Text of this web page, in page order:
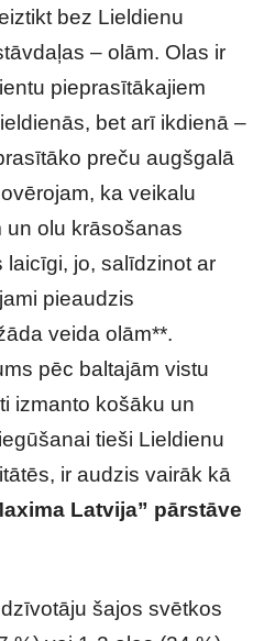
bez Lieldienu
– olām. Olas ir
pieprasītākajiem
bet arī ikdienā –
preču augšgalā
ka veikalu
un olu krāsošanas
laicīgi, jo, salīdzinot ar
pieaudzis
veida olām**.
pēc baltajām vistu
izmanto košāku un
tieši Lieldienu
ir audzis vairāk kā
Latvija” pārstāve
šajos svētkos